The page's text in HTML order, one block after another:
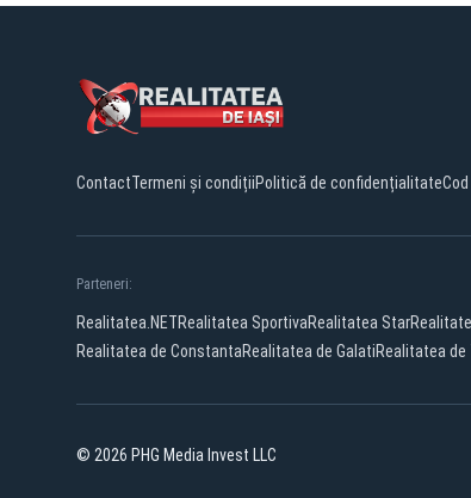
ContactTermeni și condițiiPolitică de confidențialitate
Parteneri:
Realitatea.NETRealitatea SportivaRealitatea Star
Realitatea de ConstantaRealitatea de GalatiRealitatea de
© 2026 PHG Media Invest LLC